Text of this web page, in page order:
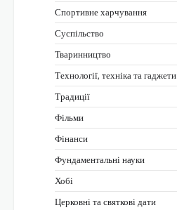
Спортивне харчування
Суспільство
Тваринництво
Технології, техніка та гаджети
Традиції
Фільми
Фінанси
Фундаментальні науки
Хобі
Церковні та святкові дати